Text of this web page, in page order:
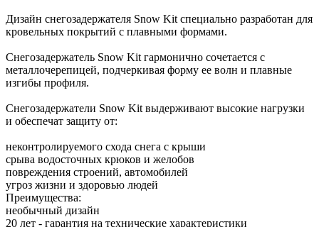
Дизайн снегозадержателя Snow Kit специально разработан для
кровельных покрытий с плавными формами.
Снегозадержатель Snow Kit гармонично сочетается с
металлочерепицей, подчеркивая форму ее волн и плавные
изгибы профиля.
Снегозадержатели Snow Kit выдерживают высокие нагрузки
и обеспечат защиту от:
неконтролируемого схода снега с крыши
срыва водосточных крюков и желобов
повреждения строений, автомобилей
угроз жизни и здоровью людей
Преимущества:
необычный дизайн
20 лет - гарантия на технические характеристики